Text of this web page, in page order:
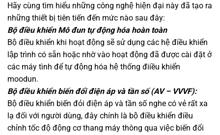
Hãy cùng tìm hiểu những công nghệ hiện đại này đã tạo ra
những thiết bị tiên tiến đến mức nào sau đây:
Bộ điều khiển Mô đun tự động hóa hoàn toàn
Bộ điều khiển khi hoạt động sẽ sử dụng các hệ điều khiển
lập trình có sẵn hoặc nhờ vào hoạt động đã được cài đặt ở
các máy tình để tự động hóa hệ thống điiều khiển
moodun.
Bộ điều khiển biến đổi điện áp và tần số (AV – VVVF):
Bộ điều khiển biến đỏi điện áp và tần số nghe có vẻ rất xa
lạ đối với người dùng, đây chính là bộ điều khiển điều
chỉnh tốc độ động cơ thang máy thông qua việc biến đổi